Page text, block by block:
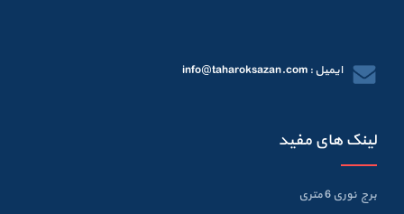
ایمیل : info@taharoksazan.com
لینک های مفید
برج نوری 6 متری